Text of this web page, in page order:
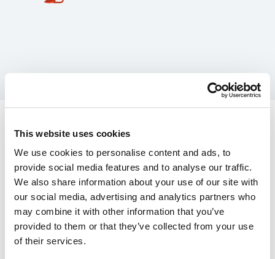
This website uses cookies
We use cookies to personalise content and ads, to
provide social media features and to analyse our traffic.
We also share information about your use of our site with
our social media, advertising and analytics partners who
may combine it with other information that you’ve
provided to them or that they’ve collected from your use
of their services.
Stalpen - Stomme, nedre
del med fot
2 600.00 SEK
Denna produkt säljs exklusivt via vår amerikanska distributör Grand
Forest.
Hitta din närmaste återförsäljare här.